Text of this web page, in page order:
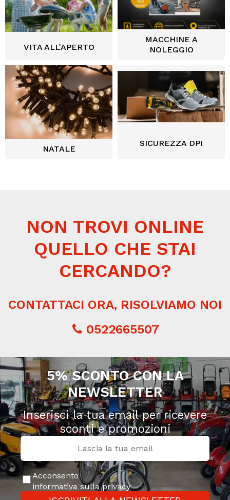
VITA ALL'APERTO
MACCHINE A
NOLEGGIO
NATALE
SICUREZZA DPI
NON TROVI ONLINE
QUELLO CHE STAI
CERCANDO?
CONTATTACI ORA, RISOLVIAMO NOI
0522665507
5% SCONTO CON LA
NEWSLETTER
Inserisci la tua email per ricevere
sconti e promozioni
Acconsento
informativa sulla privacy